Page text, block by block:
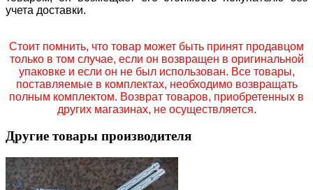
учета доставки.
Стоит помнить, что товар может быть принят продавцом
только в том случае, если он возвращен в оригинальной
упаковке и если он не был использован. Все товары,
поставляемые в комплектах, необходимо возвращать
полным комплектом. Возврат товаров, приобретенных в
других магазинах, не осуществляется.
Другие товары производителя